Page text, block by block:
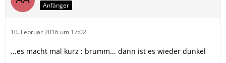
Anfänger
10. Februar 2016 um 17:02
...es macht mal kurz : brumm... dann ist es wieder dunkel